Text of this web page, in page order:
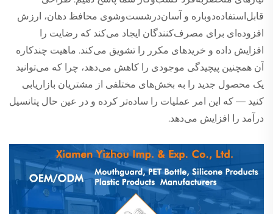
قابل‌استفاده‌دوباره و آسان‌درشست‌وشوی محافظ دهان، ارزش
افزوده‌ای برای مصرف‌کنندگان ایجاد می‌کند که رضایت را
افزایش داده و خریدهای مکرر را تشویق می‌کند. ماهیت چندکاره
آن همچنین پیچیدگی موجودی را کاهش می‌دهد، چرا که می‌توانید
یک محصول جدید را به بخش‌های مختلفی از مشتریان بازاریابی
کنید — که این امر عملیات را ساده‌تر کرده و در عین حال پتانسیل
درآمد را افزایش می‌دهد.